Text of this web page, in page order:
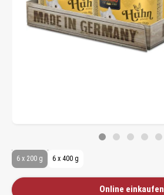
6 x 200 g 6 x 400 g
Online einkaufen